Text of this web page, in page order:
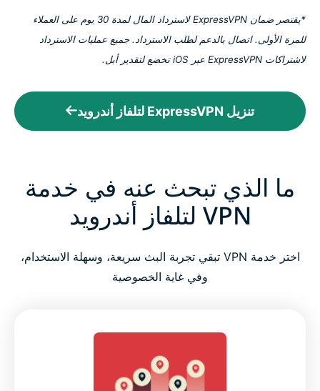
*يقتصر ضمان ExpressVPN لاسترداد المال لمدة 30 يوم على العملاء
للمرة الأولى. اتصال بالدعم لطلب الاسترداد. جميع عمليات الاسترداد
لاشتراكات ExpressVPN عبر iOS تخضع لتقدير أبل.
تنزيل ExpressVPN لتلفاز أندرويد
ما الذي تبحث عنه في خدمة
VPN لتلفاز أندرويد
اختر خدمة VPN تبقي تجربة البث سريعة، وسهلة الاستخدام،
وفي غاية الخصوصية